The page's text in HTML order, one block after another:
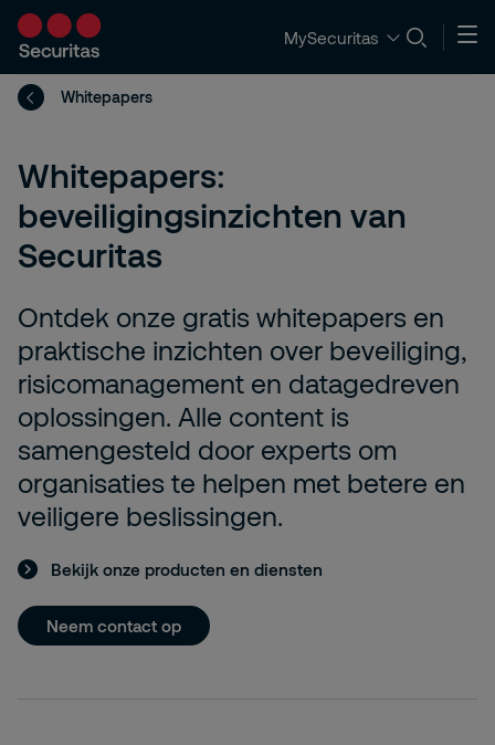
MySecuritas
Whitepapers
Whitepapers:
beveiligingsinzichten van
Securitas
Ontdek onze gratis whitepapers en
praktische inzichten over beveiliging,
risicomanagement en datagedreven
oplossingen. Alle content is
samengesteld door experts om
organisaties te helpen met betere en
veiligere beslissingen.
Bekijk onze producten en diensten
Neem contact op